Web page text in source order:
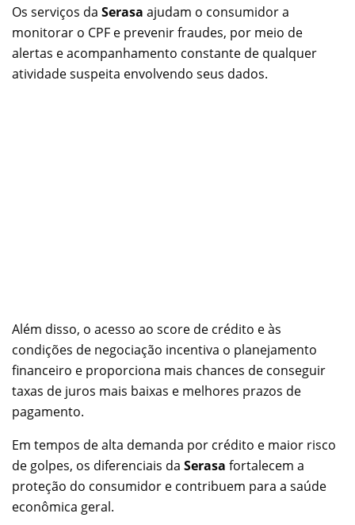
Os serviços da Serasa ajudam o consumidor a
monitorar o CPF e prevenir fraudes, por meio de
alertas e acompanhamento constante de qualquer
atividade suspeita envolvendo seus dados.
Além disso, o acesso ao score de crédito e às
condições de negociação incentiva o planejamento
financeiro e proporciona mais chances de conseguir
taxas de juros mais baixas e melhores prazos de
pagamento.
Em tempos de alta demanda por crédito e maior risco
de golpes, os diferenciais da Serasa fortalecem a
proteção do consumidor e contribuem para a saúde
econômica geral.